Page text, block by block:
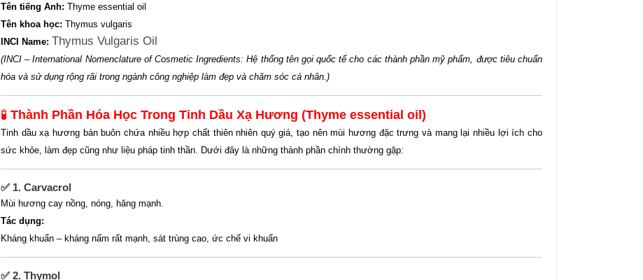
Tên tiếng Anh: Thyme essential oil
Tên khoa học: Thymus vulgaris
INCI Name: Thymus Vulgaris Oil
(INCI – International Nomenclature of Cosmetic Ingredients: Hệ thống tên gọi quốc tế cho các thành phần mỹ phẩm, được tiêu chuẩn
hóa và sử dụng rộng rãi trong ngành công nghiệp làm đẹp và chăm sóc cá nhân.)
🧪 Thành Phần Hóa Học Trong Tinh Dầu Xạ Hương (Thyme essential oil)
Tinh dầu xạ hương bán buôn chứa nhiều hợp chất thiên nhiên quý giá, tạo nên mùi hương đặc trưng và mang lại nhiều lợi ích cho
sức khỏe, làm đẹp cũng như liệu pháp tinh thần. Dưới đây là những thành phần chính thường gặp:
✅ 1. Carvacrol
Mùi hương cay nồng, nóng, hăng mạnh.
Tác dụng:
Kháng khuẩn – kháng nấm rất mạnh, sát trùng cao, ức chế vi khuẩn
✅ 2. Thymol